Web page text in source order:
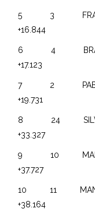
5 3
+16.844
6 4 BRAIAN
+17.123
7 2 PABLO
+19.731
8 24 SILVIO
+33.327
9 10
+37.727
10 11
+38.164